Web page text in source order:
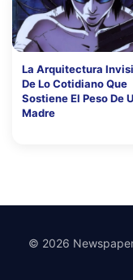
La Arquitectura
De Lo Cotidiano Que
Sostiene El Peso De
Madre
© 2026